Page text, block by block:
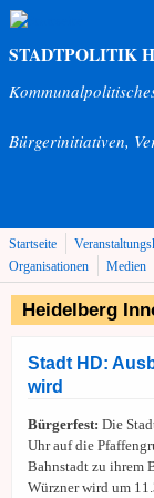
Direkt zum Inhalt
STADTPOLITIK
Bürgerinitiativen,
Startseite
Organisationen
Medien
Heidelberg
Stadt HD:
wird
Bürgerfest: Die
Uhr auf die
Bahnstadt zu ihrem
Würzner wird um